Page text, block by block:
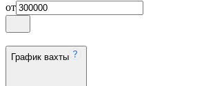
от
График вахты